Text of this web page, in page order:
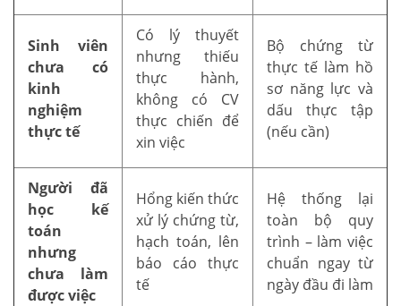
Sinh viên
chưa có
kinh
nghiệm
thực tế
Có lý thuyết
nhưng thiếu
thực hành,
không có CV
thực chiến để
xin việc
Bộ chứng từ
thực tế làm hồ
sơ năng lực và
dấu thực tập
(nếu cần)
Người đã
học kế
toán
nhưng
chưa làm
được việc
Hổng kiến thức
xử lý chứng từ,
hạch toán, lên
báo cáo thực
tế
Hệ thống lại
toàn bộ quy
trình – làm việc
chuẩn ngay từ
ngày đầu đi làm